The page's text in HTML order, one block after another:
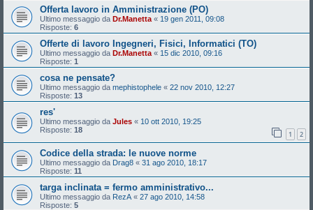
Offerta lavoro in Amministrazione (PO)
Ultimo messaggio da Dr.Manetta « 19 gen 2011, 09:08
Risposte: 6
Offerte di lavoro Ingegneri, Fisici, Informatici (TO)
Ultimo messaggio da Dr.Manetta « 15 dic 2010, 09:16
Risposte: 1
cosa ne pensate?
Ultimo messaggio da mephistophele « 22 nov 2010, 12:27
Risposte: 13
res'
Ultimo messaggio da Jules « 10 ott 2010, 19:25
Risposte: 18 1 2
Codice della strada: le nuove norme
Ultimo messaggio da Drag8 « 31 ago 2010, 18:17
Risposte: 11
targa inclinata = fermo amministrativo...
Ultimo messaggio da RezA « 27 ago 2010, 14:58
Risposte: 5